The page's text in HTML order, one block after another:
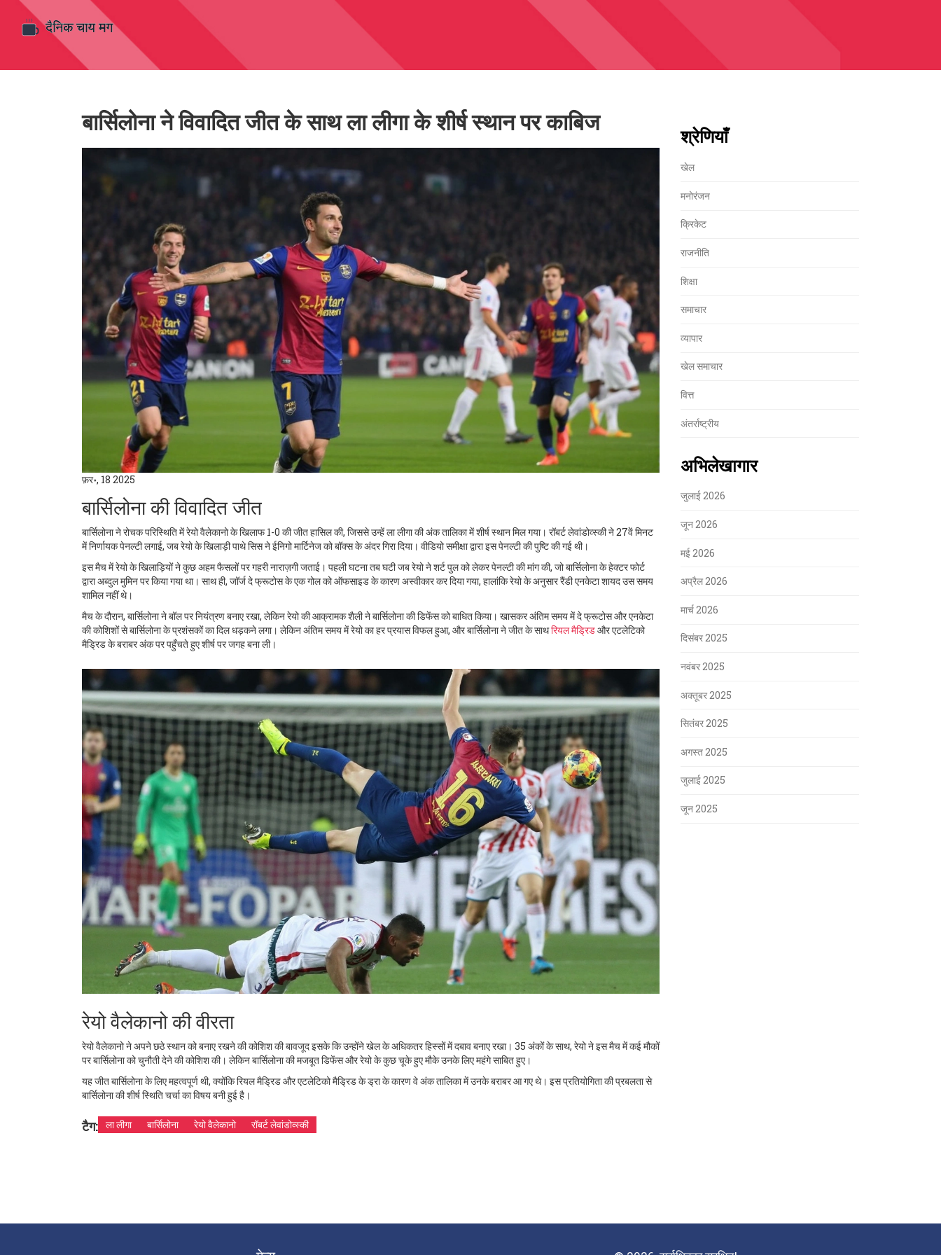
बार्सिलोना ने विवादित जीत के साथ ला लीगा के शीर्ष स्‍थान पर काबिज
फ़र॰, 18 2025
बार्सिलोना की विवादित जीत
बार्सिलोना ने रोचक परिस्थिति में रेयो वैलेकानो के खिलाफ 1-0 की जीत हासिल की, जिससे उन्हें ला लीगा की अंक तालिका में शीर्ष स्‍थान मिल गया। रॉबर्ट लेवांडोव्स्की ने 27वें मिनट
में निर्णायक पेनल्टी लगाई, जब रेयो के खिलाड़ी पाथे सिस ने ईनिगो मार्टिनेज को बॉक्स के अंदर गिरा दिया। वीडियो समीक्षा द्वारा इस पेनल्टी की पुष्टि की गई थी।
इस मैच में रेयो के खिलाड़ियों ने कुछ अहम फैसलों पर गहरी नाराज़गी जताई। पहली घटना तब घटी जब रेयो ने शर्ट पुल को लेकर पेनल्टी की मांग की, जो बार्सिलोना के हेक्टर फोर्ट
द्वारा अब्दुल मुमिन पर किया गया था। साथ ही, जॉर्ज दे फ्रूटोस के एक गोल को ऑफसाइड के कारण अस्वीकार कर दिया गया, हालांकि रेयो के अनुसार रैंडी एनकेटा शायद उस समय
शामिल नहीं थे।
मैच के दौरान, बार्सिलोना ने बॉल पर नियंत्रण बनाए रखा, लेकिन रेयो की आक्रामक शैली ने बार्सिलोना की डिफेंस को बाधित किया। खासकर अंतिम समय में दे फ्रूटोस और एनकेटा
की कोशिशों से बार्सिलोना के प्रशंसकों का दिल धड़कने लगा। लेकिन अंतिम समय में रेयो का हर प्रयास विफल हुआ, और बार्सिलोना ने जीत के साथरियल मैड्रिडऔर एटलेटिको
मैड्रिड के बराबर अंक पर पहुँचते हुए शीर्ष पर जगह बना ली।
रेयो वैलेकानो की वीरता
रेयो वैलेकानो ने अपने छठे स्‍थान को बनाए रखने की कोशिश की बावजूद इसके कि उन्होंने खेल के अधिकतर हिस्सों में दबाव बनाए रखा। 35 अंकों के साथ, रेयो ने इस मैच में कई मौकों
पर बार्सिलोना को चुनौती देने की कोशिश की। लेकिन बार्सिलोना की मजबूत डिफेंस और रेयो के कुछ चूके हुए मौके उनके लिए महंगे साबित हुए।
यह जीत बार्सिलोना के लिए महत्वपूर्ण थी, क्योंकि रियल मैड्रिड और एटलेटिको मैड्रिड के ड्रा के कारण वे अंक तालिका में उनके बराबर आ गए थे। इस प्रतियोगिता की प्रबलता से
बार्सिलोना की शीर्ष स्थिति चर्चा का विषय बनी हुई है।
टैग: ला लीगा बार्सिलोना रेयो वैलेकानो रॉबर्ट लेवांडोव्स्की
श्रेणियाँ
खेल
मनोरंजन
क्रिकेट
राजनीति
शिक्षा
समाचार
व्यापार
खेल समाचार
वित्त
अंतर्राष्ट्रीय
अभिलेखागार
जुलाई 2026
जून 2026
मई 2026
अप्रैल 2026
मार्च 2026
दिसंबर 2025
नवंबर 2025
अक्तूबर 2025
सितंबर 2025
अगस्त 2025
जुलाई 2025
जून 2025